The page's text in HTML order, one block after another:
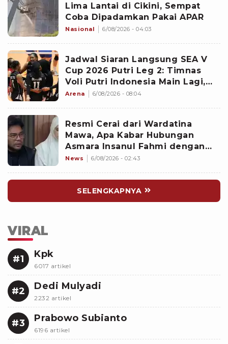
Lima Lantai di Cikini, Sempat
Coba Dipadamkan Pakai APAR
Nasional 6/08/2026 - 04:03
Jadwal Siaran Langsung SEA V
Cup 2026 Putri Leg 2: Timnas
Voli Putri Indonesia Main Lagi,
Langsung Hadapi Vietnam
Arena 6/08/2026 - 08:04
Resmi Cerai dari Wardatina
Mawa, Apa Kabar Hubungan
Asmara Insanul Fahmi dengan
Inara Rusli?
News 6/08/2026 - 02:43
SELENGKAPNYA
VIRAL
#1 Kpk
6017 artikel
#2 Dedi Mulyadi
2232 artikel
#3 Prabowo Subianto
6196 artikel